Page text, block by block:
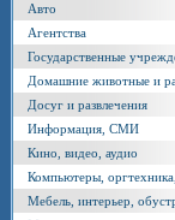
Авто
Агентства
Государственные
Домашние животные и
Досуг и развлечения
Информация, СМИ
Кино, видео, аудио
Компьютеры,
Мебель, интерьер,